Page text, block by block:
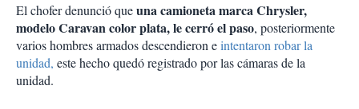
El chofer denunció queuna camioneta marca Chrysler,
modelo Caravan color plata, le cerró el paso, posteriormente
varios hombres armados descendieron eintentaron robar la
unidad, este hecho quedó registrado por las cámaras de la
unidad.